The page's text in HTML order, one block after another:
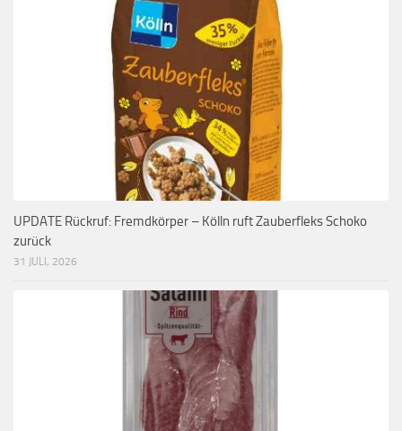
UPDATE Rückruf: Fremdkörper – Kölln ruft Zauberfleks Schoko
zurück
31 JULI, 2026